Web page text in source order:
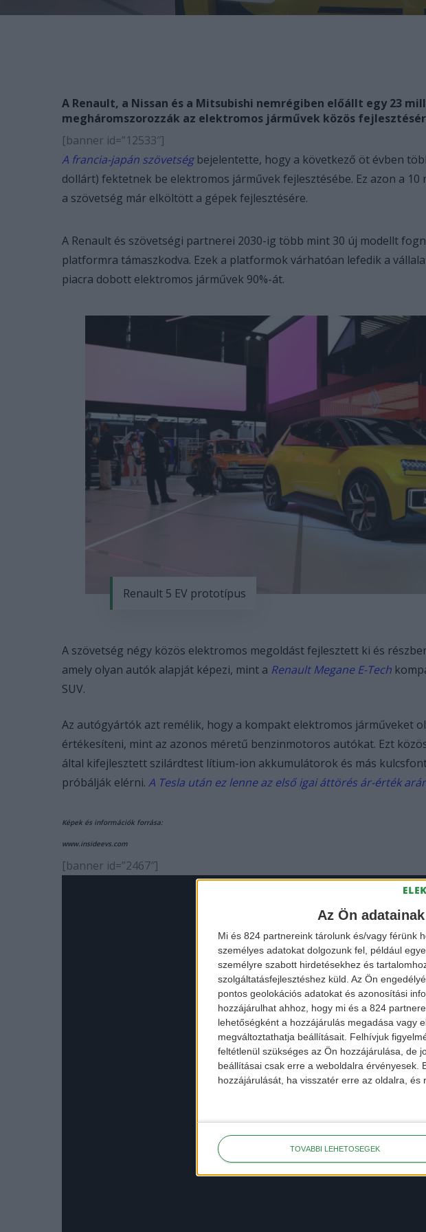
Az Ön
Mi és 824 partnereink tárolunk és/vagy férünk
személyes adatokat dolgozunk fel, például
személyre szabott hirdetésekhez és
szolgáltatásfejlesztéshez küld. Az Ön
pontos geolokációs adatokat és azonosítási
hozzájárulhat ahhoz, hogy mi és a 824
lehetőségként a hozzájárulás megadása vagy
megváltoztathatja beállításait. Felhívjuk
feltétlenül szükséges az Ön hozzájárulása, de
beállításai csak erre a weboldalra érvényesek.
hozzájárulását, ha visszatér erre az oldalra, és
TOVÁBBI LEHETŐSÉGEK
A Renault, a Nissan és a Mitsubishi nemrégiben előállt egy 23
megháromszorozzák az elektromos járművek közös
[banner id=”12533″]
A francia-japán szövetségbejelentette, hogy a következő öt évben
dollárt) fektetnek be elektromos járművek fejlesztésébe. Ez azon a
a szövetség már elköltött a gépek fejlesztésére.
A Renault és szövetségi partnerei 2030-ig több mint 30 új modellt
platformra támaszkodva. Ezek a platformok várhatóan lefedik a
piacra dobott elektromos járművek 90%-át.
Renault 5 EV prototípus
A szövetség négy közös elektromos megoldást fejlesztett ki és
amely olyan autók alapját képezi, mint a Renault Megane E-Tech
SUV.
Az autógyártók azt remélik, hogy a kompakt elektromos járműveket
értékesíteni, mint az azonos méretű benzinmotoros autókat. Ezt
által kifejlesztett szilárdtest lítium-ion akkumulátorok és más
próbálják elérni. A Tesla után ez lenne az első igai áttörés ár-érték
Képek és információk forrása:
www.insideevs.com
[banner id=”2467″]